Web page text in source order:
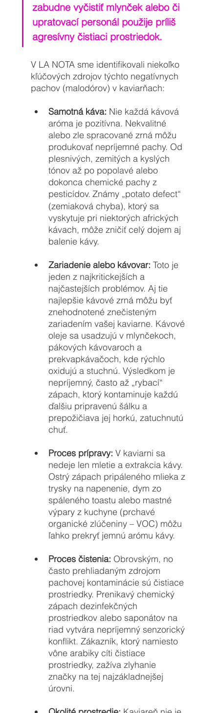
zabudne vyčistiť mlynček alebo či
upratovací personál použije príliš
agresívny čistiaci prostriedok.
V LA NOTA sme identifikovali niekoľko
kľúčových zdrojov týchto negatívnych
pachov (malodórov) v kaviarňach:
Samotná káva: Nie každá kávová
aróma je pozitívna. Nekvalitné
alebo zle spracované zrná môžu
produkovať nepríjemné pachy. Od
plesnivých, zemitých a kyslých
tónov až po popolavé alebo
dokonca chemické pachy z
pesticídov. Známy „potato defect“
(zemiaková chyba), ktorý sa
vyskytuje pri niektorých afrických
kávach, môže zničiť celý dojem aj
balenie kávy.
Zariadenie alebo kávovar: Toto je
jeden z najkritickejších a
najčastejších problémov. Aj tie
najlepšie kávové zrná môžu byť
znehodnotené znečisteným
zariadením vašej kaviarne. Kávové
oleje sa usadzujú v mlynčekoch,
pákových kávovaroch a
prekvapkávačoch, kde rýchlo
oxidujú a stuchnú. Výsledkom je
nepríjemný, často až „rybací“
zápach, ktorý kontaminuje každú
ďalšiu pripravenú šálku a
prepožičiava jej horkú, zatuchnutú
chuť.
Proces prípravy: V kaviarni sa
nedeje len mletie a extrakcia kávy.
Ostrý zápach pripáleného mlieka z
trysky na napenenie, dym zo
spáleného toastu alebo mastné
výpary z kuchyne (prchavé
organické zlúčeniny – VOC) môžu
ľahko prekryť jemnú arómu kávy.
Proces čistenia: Obrovským, no
často prehliadaným zdrojom
pachovej kontaminácie sú čistiace
prostriedky. Prenikavý chemický
zápach dezinfekčných
prostriedkov alebo saponátov na
riad vytvára nepríjemný senzorický
konflikt. Zákazník, ktorý namiesto
vône arabiky cíti čistiace
prostriedky, zažíva zlyhanie
značky na tej najzákladnejšej
úrovni.